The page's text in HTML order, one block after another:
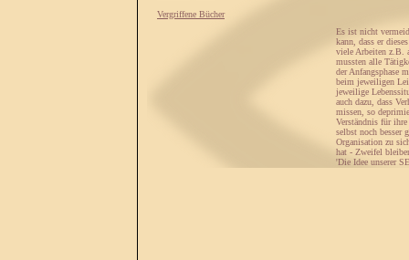
Vergriffene Bücher
Es ist nicht
kann, dass er
viele Arbeiten z.B.
mussten alle
der Anfangsphase
beim jeweiligen
jeweilige
auch dazu, dass
missen, so
Verständnis für
selbst noch besser
Organisation zu
hat - Zweifel
'Die Idee unserer